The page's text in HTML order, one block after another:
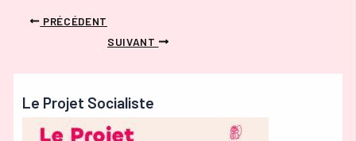
PRÉCÉDENT
SUIVANT
Le Projet Socialiste